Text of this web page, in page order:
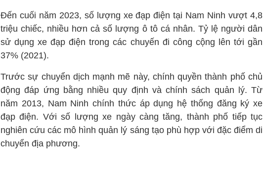
Đến cuối năm 2023, số lượng xe đạp điện tại Nam Ninh vượt 4,8
triệu chiếc, nhiều hơn cả số lượng ô tô cá nhân. Tỷ lệ người dân
sử dụng xe đạp điện trong các chuyến đi công cộng lên tới gần
37% (2021).
Trước sự chuyển dịch mạnh mẽ này, chính quyền thành phố chủ
động đáp ứng bằng nhiều quy định và chính sách quản lý. Từ
năm 2013, Nam Ninh chính thức áp dụng hệ thống đăng ký xe
đạp điện. Với số lượng xe ngày càng tăng, thành phố tiếp tục
nghiên cứu các mô hình quản lý sáng tạo phù hợp với đặc điểm di
chuyển địa phương.